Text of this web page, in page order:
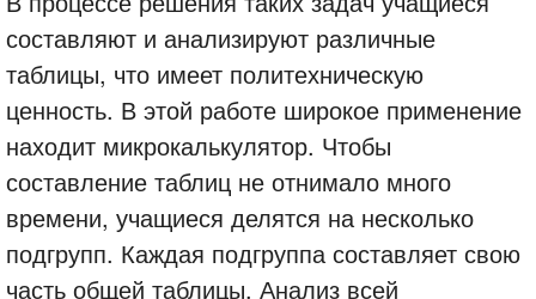
составляют и анализируют различные
таблицы, что имеет политехническую
ценность. В этой работе широкое применение
находит микрокалькулятор. Чтобы
составление таблиц не отнимало много
времени, учащиеся делятся на несколько
подгрупп. Каждая подгруппа составляет свою
часть общей таблицы. Анализ всей